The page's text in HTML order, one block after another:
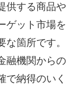
供する商品や
ゲット市場を
箇所です。
融機関からの
で納得のいく